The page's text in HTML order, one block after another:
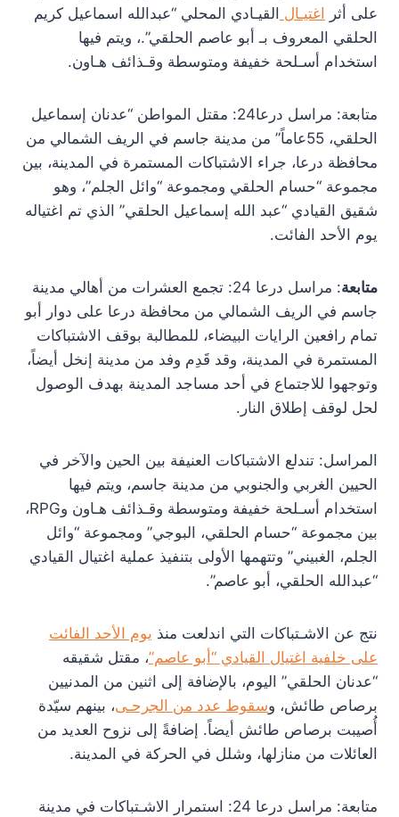
على أثر
اغتيـال القيـادي المحلي “عبدالله اسماعيل كريم
الحلقي المعروف بـ أبو عاصم الحلقي”.، ويتم فيها
استخدام أسـلحة خفيفة ومتوسطة وقـذائف هـاون.
متابعة: مراسل درعا24: مقتل المواطن “عدنان إسماعيل
الحلقي، 55عاماً” من مدينة جاسم في الريف الشمالي من
محافظة درعا، جراء الاشتباكات المستمرة في المدينة، بين
مجموعة “حسام الحلقي ومجموعة “وائل الجلم”، وهو
شقيق القيادي “عبد الله إسماعيل الحلقي” الذي تم اغتياله
يوم الأحد الفائت.
متابعة
: مراسل درعا 24: تجمع العشرات من أهالي مدينة
جاسم في الريف الشمالي من محافظة درعا على دوار أبو
تمام رافعين الرايات البيضاء، للمطالبة بوقف الاشتباكات
المستمرة في المدينة، وقد قَدِم وفد من مدينة إنخل أيضاً،
وتوجهوا للاجتماع في أحد مساجد المدينة بهدف الوصول
لحل لوقف إطلاق النار.
المراسل: تندلع الاشتباكات العنيفة بين الحين والآخر في
الحيين الغربي والجنوبي من مدينة جاسم، ويتم فيها
استخدام أسـلحة خفيفة ومتوسطة وقـذائف هـاون وRPG،
بين مجموعة “حسام الحلقي، البوجي” ومجموعة “وائل
الجلم، الغبيني” وتتهمها الأولى بتنفيذ عملية اغتيال القيادي
“عبدالله الحلقي، أبو عاصم”.
نتج عن الاشـتباكات التي اندلعت منذ يوم الأحد الفائت
على خلفية اغتيال القيادي “أبو عاصم”، مقتل شقيقه
“عدنان الحلقي” اليوم، بالإضافة إلى اثنين من المدنيين
برصاص طائش، وسقوط عدد من الجرحـى، بينهم سيّدة
أُصيبت برصاص طائش أيضاً. إضافةً إلى نزوح العديد من
العائلات من منازلها، وشلل في الحركة في المدينة.
متابعة: مراسل درعا 24: استمرار الاشـتباكات في مدينة